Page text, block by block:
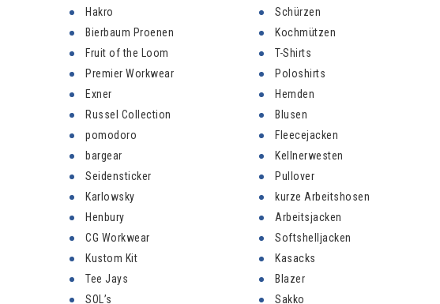
Hakro
Bierbaum Proenen
Fruit of the Loom
Premier Workwear
Exner
Russel Collection
pomodoro
bargear
Seidensticker
Karlowsky
Henbury
CG Workwear
Kustom Kit
Tee Jays
SOL’s
Schürzen
Kochmützen
T-Shirts
Poloshirts
Hemden
Blusen
Fleecejacken
Kellnerwesten
Pullover
kurze Arbeitshosen
Arbeitsjacken
Softshelljacken
Kasacks
Blazer
Sakko